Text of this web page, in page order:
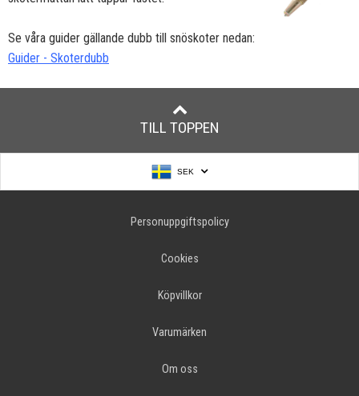
Se våra guider gällande dubb till snöskoter nedan:
Guider - Skoterdubb
TILL TOPPEN
SEK
Personuppgiftspolicy
Cookies
Köpvillkor
Varumärken
Om oss